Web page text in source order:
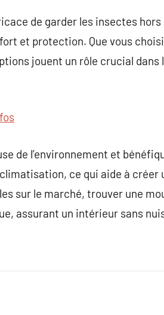
de garder les insectes hors
et protection. Que vous
jouent un rôle crucial dans
de l’environnement et
ce qui aide à créer
sur le marché, trouver une
assurant un intérieur sans